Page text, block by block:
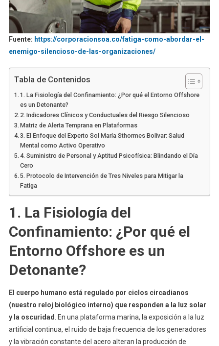
Fuente: https://corporacionsoa.co/fatiga-como-abordar-el-
enemigo-silencioso-de-las-organizaciones/
Tabla de Contenidos
1. La Fisiología del Confinamiento: ¿Por qué el Entorno Offshore
es un Detonante?
2. Indicadores Clínicos y Conductuales del Riesgo Silencioso
Matriz de Alerta Temprana en Plataformas
3. El Enfoque del Experto Sol María Sthormes Bolívar: Salud
Mental como Activo Operativo
4. Suministro de Personal y Aptitud Psicofísica: Blindando el Día
Cero
5. Protocolo de Intervención de Tres Niveles para Mitigar la
Fatiga
1. La Fisiología del
Confinamiento: ¿Por qué el
Entorno Offshore es un
Detonante?
El cuerpo humano está regulado por ciclos circadianos
(nuestro reloj biológico interno) que responden a la luz solar
y la oscuridad
. En una plataforma marina, la exposición a la luz
artificial continua, el ruido de baja frecuencia de los generadores
y la vibración constante del acero alteran la producción de